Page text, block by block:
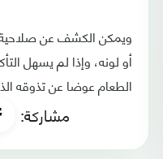
ويمكن الكشف عن صلاحية
أو لونه، وإذا لم يسهل
الطعام عوضا عن تذوقه
مشاركة: